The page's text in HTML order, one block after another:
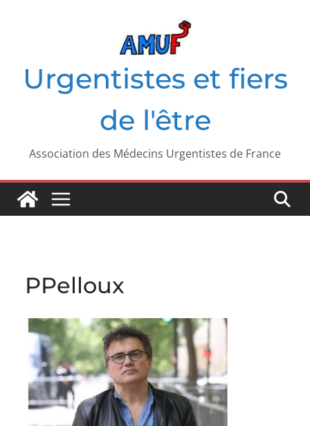
Urgentistes et fiers
de l'être
Association des Médecins Urgentistes de France
PPelloux